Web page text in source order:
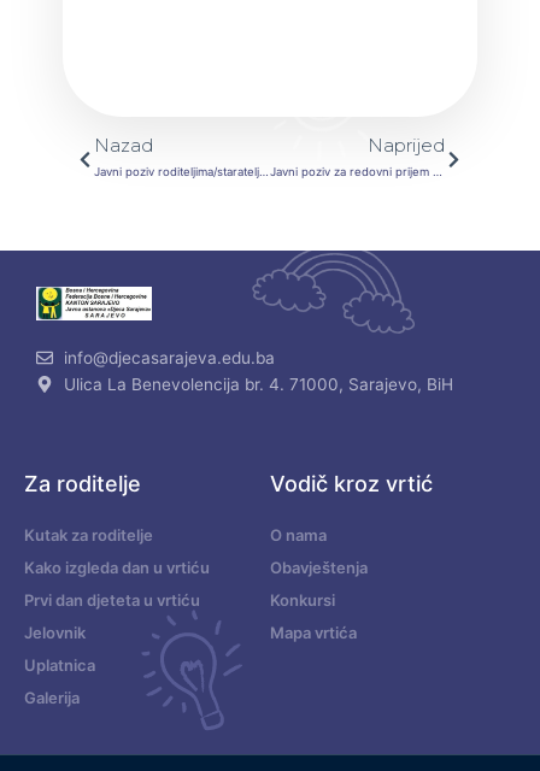
Prev
Nazad
Javni poziv roditeljima/starateljima djece obveznika predškolskog odgoja i obrazovanja u Kantonu Sarajevo za prijavu i upis djece u vrtiće JU “Djeca Sarajeva” Sarajevo i osnovne škole Kantona Sarajevo u kojima se realizira Obavezni program za školsku 2020/2021 godinu
Naprijed
Javni poziv za redovni prijem djece u Cjeloviti razvojni program za školsku 2021/2022. godinu i Prijavni obrazac za prijem djece u cjeloviti razvojni program za školsku 2021/2022. godinu
info@djecasarajeva.edu.ba
Ulica La Benevolencija br. 4. 71000, Sarajevo, BiH
Za roditelje
Kutak za roditelje
Kako izgleda dan u vrtiću
Prvi dan djeteta u vrtiću
Jelovnik
Uplatnica
Galerija
Vodič kroz vrtić
O nama
Obavještenja
Konkursi
Mapa vrtića